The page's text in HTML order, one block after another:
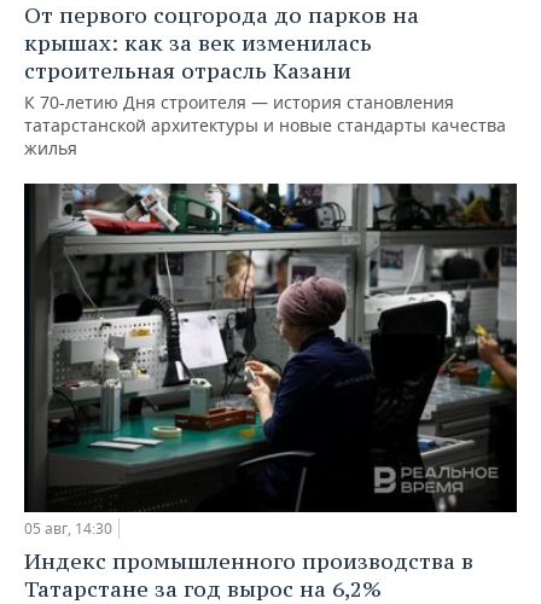
От первого соцгорода до парков на
крышах: как за век изменилась
строительная отрасль Казани
К 70-летию Дня строителя — история становления
татарстанской архитектуры и новые стандарты качества
жилья
05 авг, 14:30
Индекс промышленного производства в
Татарстане за год вырос на 6,2%